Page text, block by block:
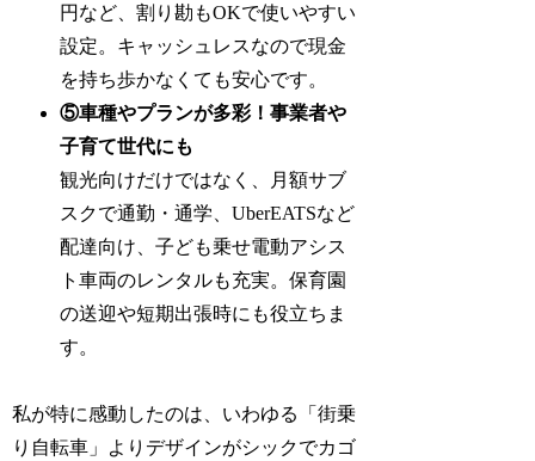
円など、割り勘もOKで使いやすい
設定。キャッシュレスなので現金
を持ち歩かなくても安心です。
⑤車種やプランが多彩！事業者や
子育て世代にも
観光向けだけではなく、月額サブ
スクで通勤・通学、UberEATSなど
配達向け、子ども乗せ電動アシス
ト車両のレンタルも充実。保育園
の送迎や短期出張時にも役立ちま
す。
私が特に感動したのは、いわゆる「街乗
り自転車」よりデザインがシックでカゴ